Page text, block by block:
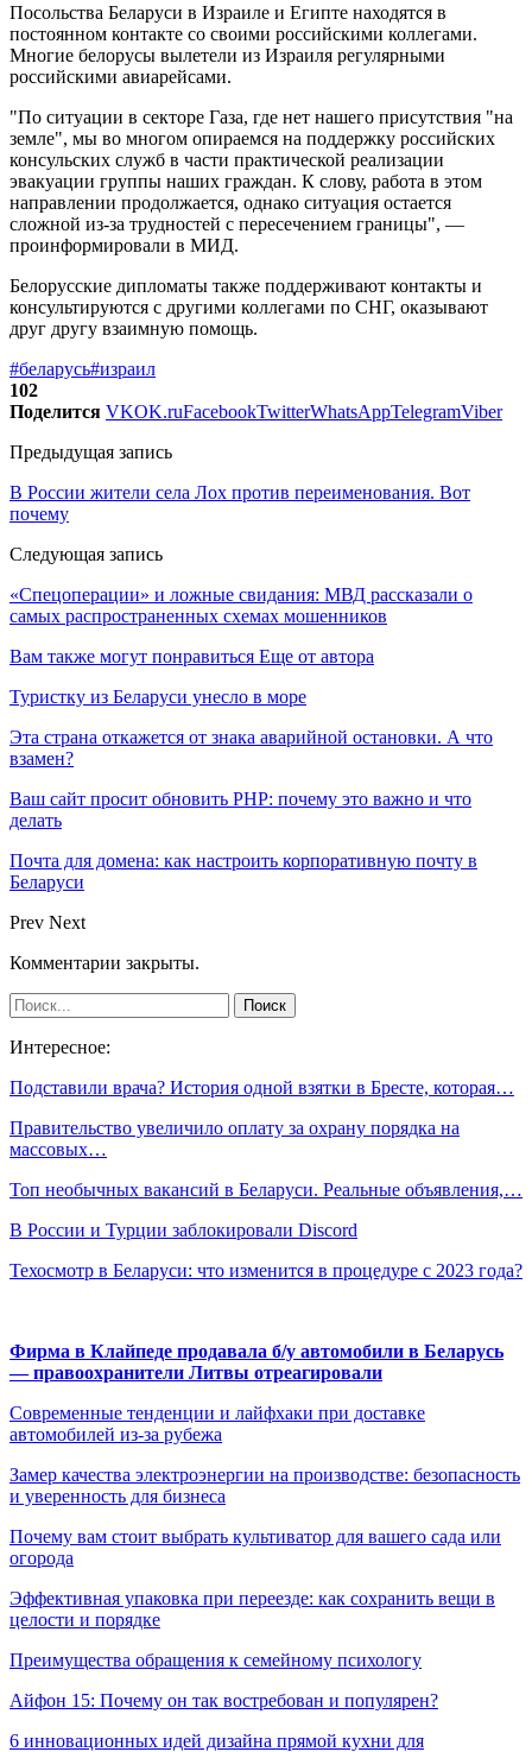
Посольства Беларуси в Израиле и Египте находятся в
постоянном контакте со своими российскими коллегами.
Многие белорусы вылетели из Израиля регулярными
российскими авиарейсами.
"По ситуации в секторе Газа, где нет нашего присутствия "на
земле", мы во многом опираемся на поддержку российских
консульских служб в части практической реализации
эвакуации группы наших граждан. К слову, работа в этом
направлении продолжается, однако ситуация остается
сложной из-за трудностей с пересечением границы", —
проинформировали в МИД.
Белорусские дипломаты также поддерживают контакты и
консультируются с другими коллегами по СНГ, оказывают
друг другу взаимную помощь.
#беларусь#израил
102
Поделится VKOK.ruFacebookTwitterWhatsAppTelegramViber
Предыдущая запись
В России жители села Лох против переименования. Вот
почему
Следующая запись
«Спецоперации» и ложные свидания: МВД рассказали о
самых распространенных схемах мошенников
Вам также могут понравиться Еще от автора
Туристку из Беларуси унесло в море
Эта страна откажется от знака аварийной остановки. А что
взамен?
Ваш сайт просит обновить PHP: почему это важно и что
делать
Почта для домена: как настроить корпоративную почту в
Беларуси
Prev Next
Комментарии закрыты.
Интересное:
Подставили врача? История одной взятки в Бресте, которая…
Правительство увеличило оплату за охрану порядка на
массовых…
Топ необычных вакансий в Беларуси. Реальные объявления,…
В России и Турции заблокировали Discord
Техосмотр в Беларуси: что изменится в процедуре с 2023 года?
Фирма в Клайпеде продавала б/у автомобили в Беларусь
— правоохранители Литвы отреагировали
Современные тенденции и лайфхаки при доставке
автомобилей из-за рубежа
Замер качества электроэнергии на производстве: безопасность
и уверенность для бизнеса
Почему вам стоит выбрать культиватор для вашего сада или
огорода
Эффективная упаковка при переезде: как сохранить вещи в
целости и порядке
Преимущества обращения к семейному психологу
Айфон 15: Почему он так востребован и популярен?
6 инновационных идей дизайна прямой кухни для